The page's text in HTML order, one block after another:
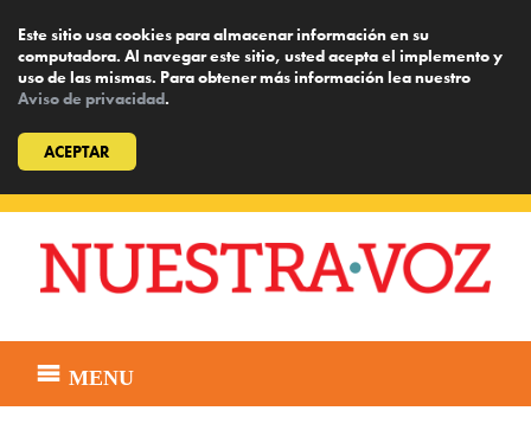
Este sitio usa cookies para almacenar información en su
computadora. Al navegar este sitio, usted acepta el implemento y
uso de las mismas. Para obtener más información lea nuestro
Aviso de privacidad.
ACEPTAR
content
MENU